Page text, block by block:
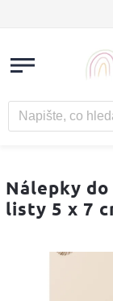
Nálepky
listy 5 x 7